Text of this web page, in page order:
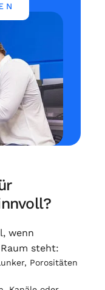
wenn
steht:
Porositäten